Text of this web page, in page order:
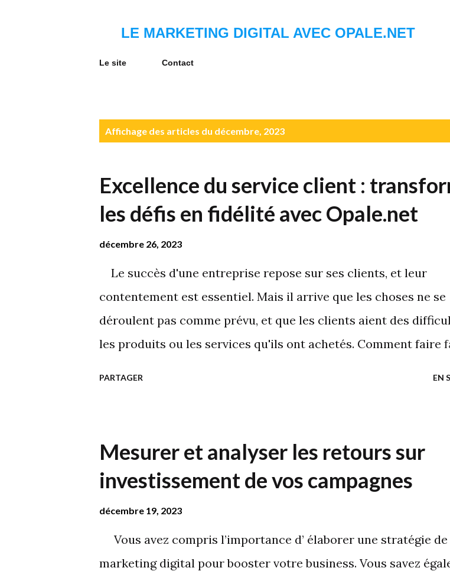
LE MARKETING DIGITAL AVEC OPALE.NET
Le site Contact
Affichage des articles du décembre, 2023
Excellence du service client :
les défis en fidélité avec Opale.net
décembre 26, 2023
Le succès d'une entreprise repose sur ses clients, et leur
contentement est essentiel. Mais il arrive que les choses ne se
déroulent pas comme prévu, et que les clients aient des
les produits ou les services qu'ils ont achetés. Comment faire
à un service client de qualité. Excellence du service client :
les défis en fidélité avec Opale.net L'importance de démontrer
clients que l'entreprise se préoccupe d'eux Lorsqu'un client a
problème, il espère de l'entreprise qu'elle lui manifeste de la
considération, et qu'elle lui montre qu'elle prend son problème
PARTAGER EN
Mesurer et analyser les retours sur
investissement de vos campagnes
décembre 19, 2023
Vous avez compris l’importance d’ élaborer une stratégie de
marketing digital pour booster votre business. Vous savez